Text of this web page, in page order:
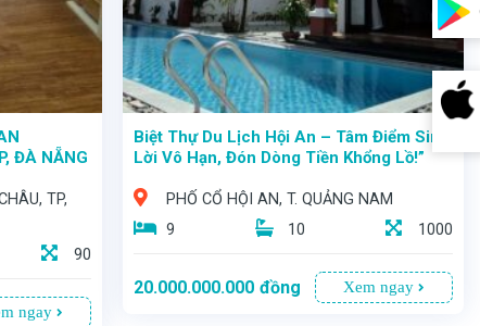
ĐÀ NẴNG
TP,
90
ngay
Biệt Thự Du Lịch Hội An – Tâm Điểm Sinh
Lời Vô Hạn, Đón Dòng Tiền Khổng Lồ!”
PHỐ CỔ HỘI AN, T. QUẢNG NAM
9
10 1000
20.000.000.000 đồng Xem ngay